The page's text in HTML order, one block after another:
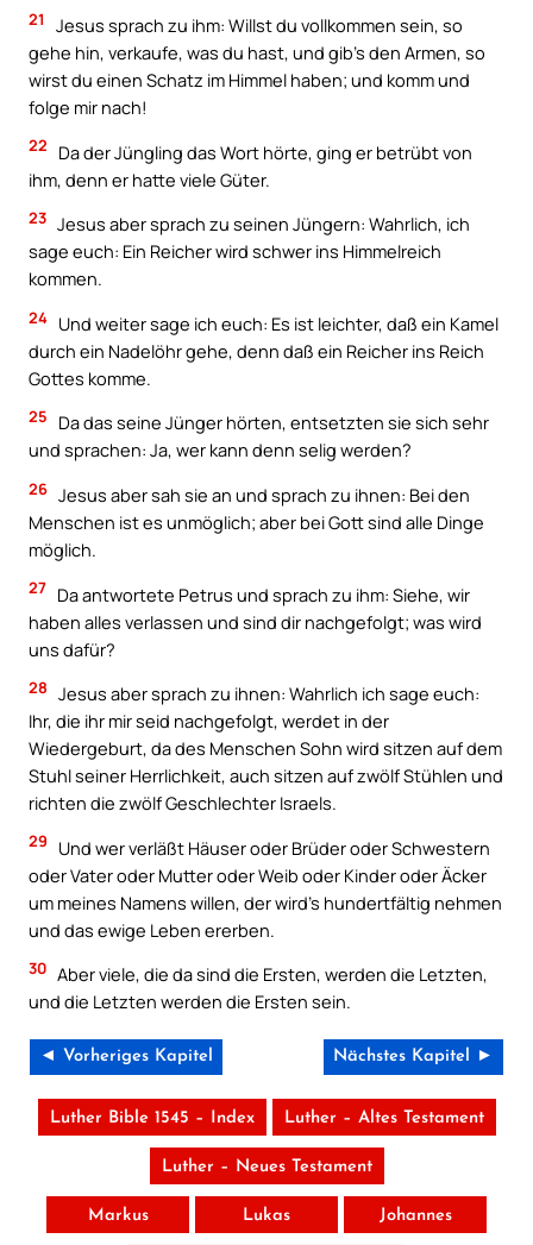
21
Jesus sprach zu ihm: Willst du vollkommen sein, so
gehe hin, verkaufe, was du hast, und gib’s den Armen, so
wirst du einen Schatz im Himmel haben; und komm und
folge mir nach!
22
Da der Jüngling das Wort hörte, ging er betrübt von
ihm, denn er hatte viele Güter.
23 Jesus aber sprach zu seinen Jüngern: Wahrlich, ich
sage euch: Ein Reicher wird schwer ins Himmelreich
kommen.
24 Und weiter sage ich euch: Es ist leichter, daß ein Kamel
durch ein Nadelöhr gehe, denn daß ein Reicher ins Reich
Gottes komme.
25
Da das seine Jünger hörten, entsetzten sie sich sehr
und sprachen: Ja, wer kann denn selig werden?
26 Jesus aber sah sie an und sprach zu ihnen: Bei den
Menschen ist es unmöglich; aber bei Gott sind alle Dinge
möglich.
27 Da antwortete Petrus und sprach zu ihm: Siehe, wir
haben alles verlassen und sind dir nachgefolgt; was wird
uns dafür?
28 Jesus aber sprach zu ihnen: Wahrlich ich sage euch:
Ihr, die ihr mir seid nachgefolgt, werdet in der
Wiedergeburt, da des Menschen Sohn wird sitzen auf dem
Stuhl seiner Herrlichkeit, auch sitzen auf zwölf Stühlen und
richten die zwölf Geschlechter Israels.
29
Und wer verläßt Häuser oder Brüder oder Schwestern
oder Vater oder Mutter oder Weib oder Kinder oder Äcker
um meines Namens willen, der wird’s hundertfältig nehmen
und das ewige Leben ererben.
30 Aber viele, die da sind die Ersten, werden die Letzten,
und die Letzten werden die Ersten sein.
◄ Vorheriges Kapitel Nächstes Kapitel ►
Luther Bible 1545 – Index Luther – Altes Testament
Luther – Neues Testament
Markus Lukas Johannes